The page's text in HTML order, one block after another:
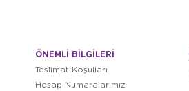
ÖNEMLİ BİLGİLERİ
Teslimat Koşulları
Hesap Numaralarımız